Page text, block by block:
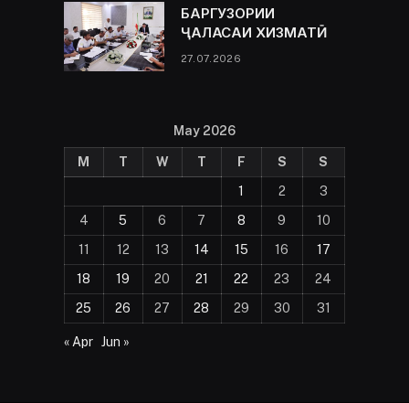
БАРГУЗОРИИ
ҶАЛАСАИ ХИЗМАТӢ
27.07.2026
May 2026
M T W T F S
S
1
2
3
4
5 6 7 8 9
10
11
12 13 14 15 16
17
18
19 20 21 22 23
24
25
26 27 28 29 30 31
« Apr Jun »